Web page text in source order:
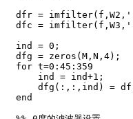
dfr =
dfc =
ind = 0;
dfg = zeros(M,N,4);
for t=0:45:359
    ind = ind+1;
dfg(:,:,ind) =
end